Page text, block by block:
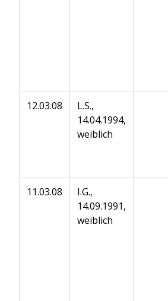
12.03.08
L.S.,
14.04.1994,
weiblich
11.03.08
I.G.,
14.09.1991,
weiblich